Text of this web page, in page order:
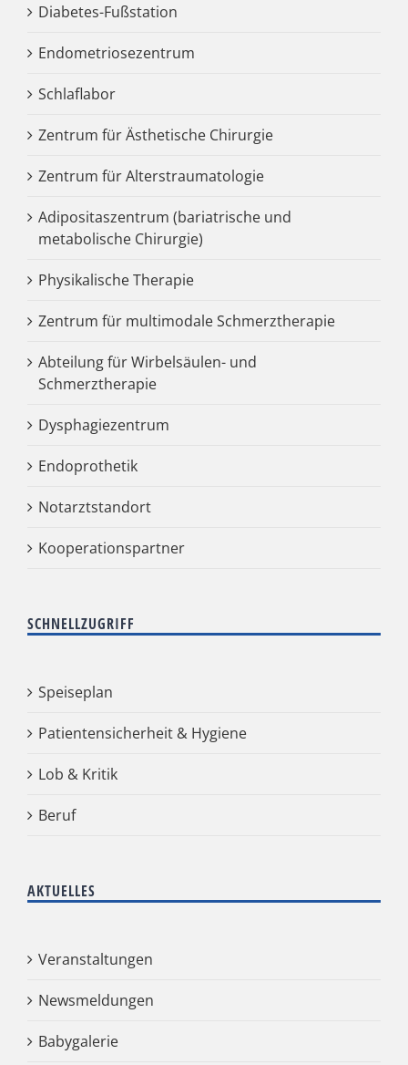
Diabetes-Fußstation
Endometriosezentrum
Schlaflabor
Zentrum für Ästhetische Chirurgie
Zentrum für Alterstraumatologie
Adipositaszentrum (bariatrische und
metabolische Chirurgie)
Physikalische Therapie
Zentrum für multimodale Schmerztherapie
Abteilung für Wirbelsäulen- und
Schmerztherapie
Dysphagiezentrum
Endoprothetik
Notarztstandort
Kooperationspartner
SCHNELLZUGRIFF
Speiseplan
Patientensicherheit & Hygiene
Lob & Kritik
Beruf
AKTUELLES
Veranstaltungen
Newsmeldungen
Babygalerie